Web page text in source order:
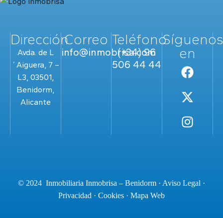
Dirección
Avda. de L
´Aiguera, 7 –
L3, 03501,
Benidorm,
Alicante
Correo
info@inmobrisa.com
Teléfono
(+34) 96
506 44 44
en
© 2024 Inmobiliaria Inmobrisa – Benidorm · Aviso Legal ·
Privacidad · Cookies · Mapa Web